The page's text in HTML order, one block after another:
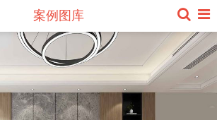
案例图库